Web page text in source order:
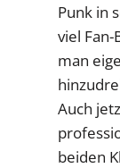
Punk in
viel
man
Auch
beiden